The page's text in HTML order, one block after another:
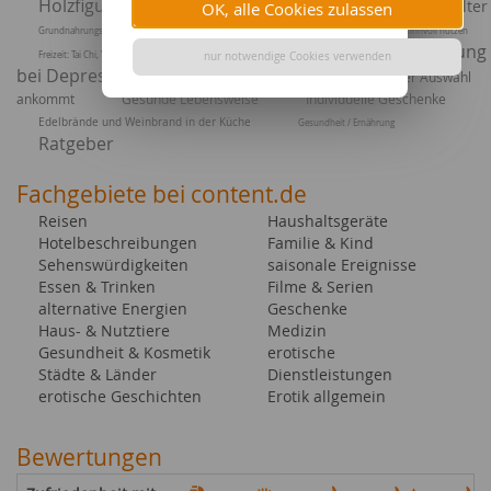
OK, alle Cookies zulassen
nur notwendige Cookies verwenden
Holzfiguren verschenken Fitness und Pflege im Alter
Grundnahrungsmittel: Auf die Rezepte kommt es an Berufsleben: Arbeitspausen sinnvoll nutzen
Freizeit: Tai Chi, Yoga und andere Entspannungslehren
Die richtige Ernährung
bei Depressionen
Krankenkassen, worauf es bei der Auswahl
ankommt
Gesunde Lebensweise Individuelle Geschenke
Edelbrände und Weinbrand in der Küche Gesundheit / Ernährung
Ratgeber
Fachgebiete bei content.de
Reisen
Hotelbeschreibungen
Sehenswürdigkeiten
Essen & Trinken
alternative Energien
Haus- & Nutztiere
Gesundheit & Kosmetik
Städte & Länder
erotische Geschichten
Haushaltsgeräte
Familie & Kind
saisonale Ereignisse
Filme & Serien
Geschenke
Medizin
erotische
Dienstleistungen
Erotik allgemein
Bewertungen